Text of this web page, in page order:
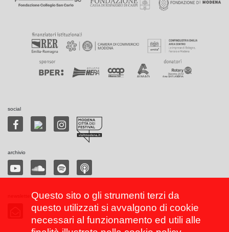
social
archivio
Questo sito o gli strumenti terzi da
questo utilizzati si avvalgono di cookie
necessari al funzionamento ed utili alle